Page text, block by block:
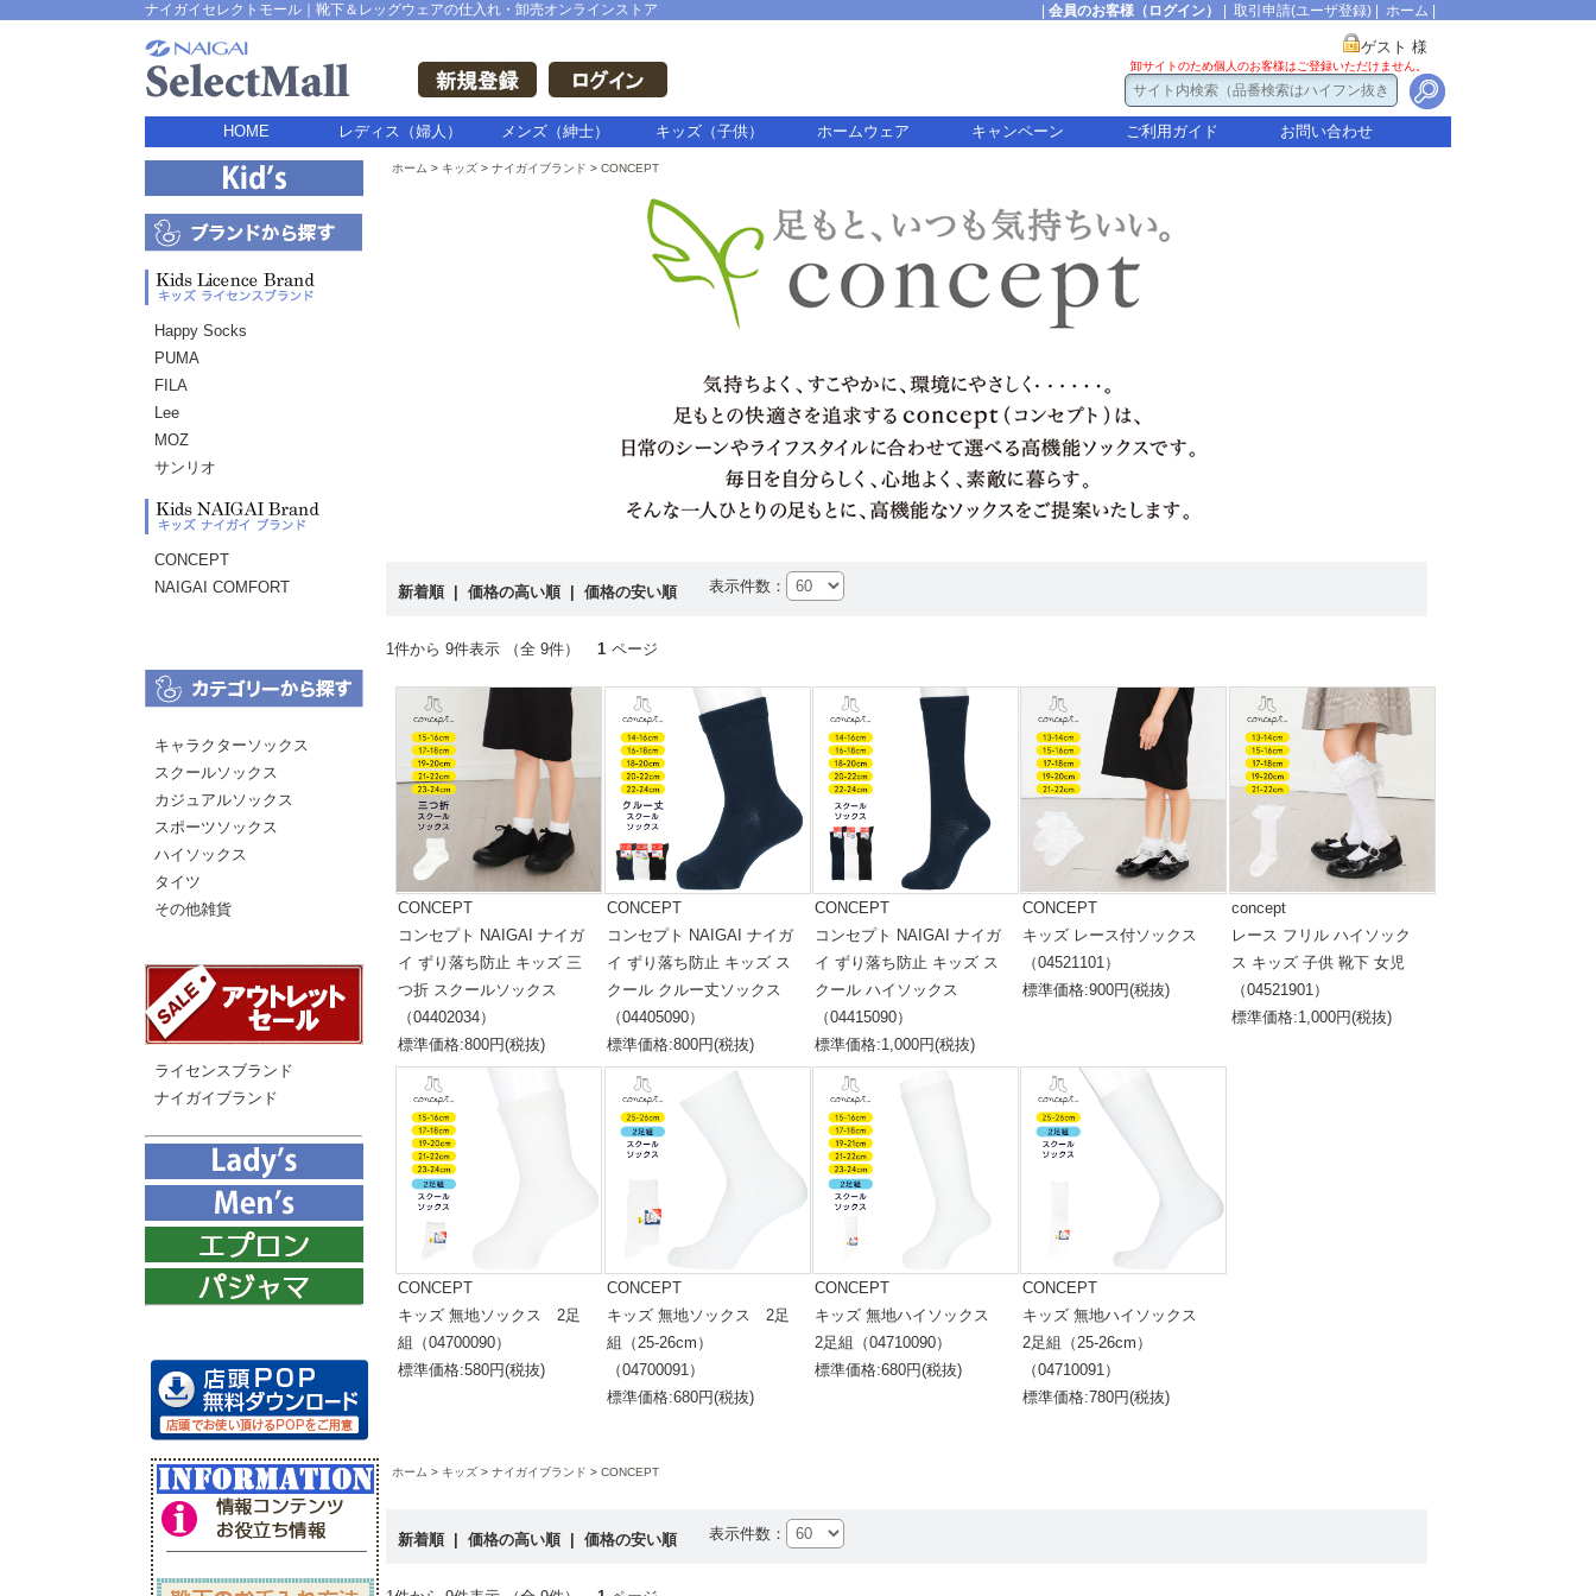
ナイガイセレクトモール｜靴下＆レッグウェアの仕入れ・卸売オンラインストア 会員のお客様（ログイン） 取引申請(ユーザ登録) ホーム
ゲスト 様
卸サイトのため個人のお客様はご登録いただけません。
HOME レディス（婦人） メンズ（紳士） キッズ（子供） ホームウェア キャンペーン ご利用ガイド お問い合わせ
Happy Socks
PUMA
FILA
Lee
MOZ
サンリオ
CONCEPT
NAIGAI COMFORT
キャラクターソックス
スクールソックス
カジュアルソックス
スポーツソックス
ハイソックス
タイツ
その他雑貨
ライセンスブランド
ナイガイブランド
ホーム キッズ ナイガイブランド CONCEPT
新着順 |価格の高い順 |価格の安い順 表示件数：
1件から 9件表示 （全 9件） 1 ページ
CONCEPT
コンセプト NAIGAI ナイガ
イ ずり落ち防止 キッズ 三
つ折 スクールソックス
（04402034）
標準価格:800円(税抜)
CONCEPT
コンセプト NAIGAI ナイガ
イ ずり落ち防止 キッズ ス
クール クルー丈ソックス
（04405090）
標準価格:800円(税抜)
CONCEPT
コンセプト NAIGAI ナイガ
イ ずり落ち防止 キッズ ス
クール ハイソックス
（04415090）
標準価格:1,000円(税抜)
CONCEPT
キッズ レース付ソックス
（04521101）
標準価格:900円(税抜)
concept
レース フリル ハイソック
ス キッズ 子供 靴下 女児
（04521901）
標準価格:1,000円(税抜)
CONCEPT
キッズ 無地ソックス 2足
組（04700090）
標準価格:580円(税抜)
CONCEPT
キッズ 無地ソックス 2足
組（25-26cm）
（04700091）
標準価格:680円(税抜)
CONCEPT
キッズ 無地ハイソックス
2足組（04710090）
標準価格:680円(税抜)
CONCEPT
キッズ 無地ハイソックス
2足組（25-26cm）
（04710091）
標準価格:780円(税抜)
ホーム キッズ ナイガイブランド CONCEPT
新着順 |価格の高い順 |価格の安い順 表示件数：